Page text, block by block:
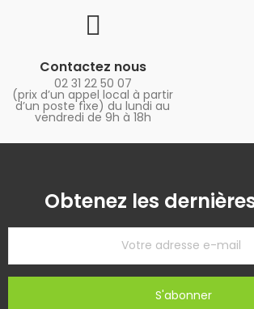
Contactez nous
02 31 22 50 07
(prix d’un appel local à partir
d’un poste fixe) du lundi au
vendredi de 9h à 18h
Obtenez les
S'abonner